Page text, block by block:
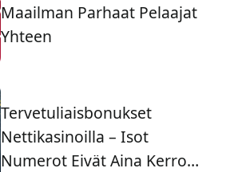
Maailman Parhaat Pelaajat
Yhteen
Tervetuliaisbonukset
Nettikasinoilla – Isot
Numerot Eivät Aina Kerro